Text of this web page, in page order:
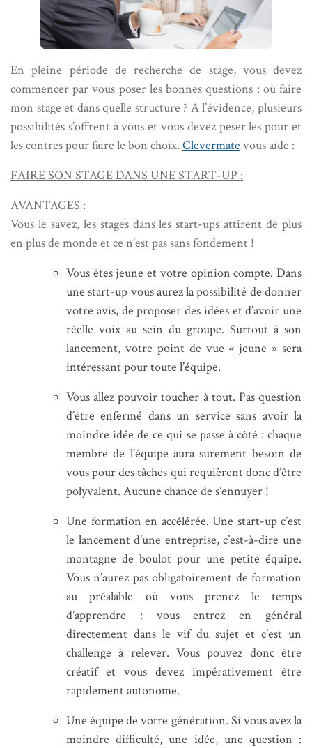
En pleine période de recherche de stage, vous devez
commencer par vous poser les bonnes questions : où faire
mon stage et dans quelle structure ? A l’évidence, plusieurs
possibilités s’offrent à vous et vous devez peser les pour et
les contres pour faire le bon choix. Clevermate vous aide :
FAIRE SON STAGE DANS UNE START-UP :
AVANTAGES :
Vous le savez, les stages dans les start-ups attirent de plus
en plus de monde et ce n’est pas sans fondement !
Vous êtes jeune et votre opinion compte. Dans
une start-up vous aurez la possibilité de donner
votre avis, de proposer des idées et d’avoir une
réelle voix au sein du groupe. Surtout à son
lancement, votre point de vue « jeune » sera
intéressant pour toute l’équipe.
Vous allez pouvoir toucher à tout. Pas question
d’être enfermé dans un service sans avoir la
moindre idée de ce qui se passe à côté : chaque
membre de l’équipe aura surement besoin de
vous pour des tâches qui requièrent donc d’être
polyvalent. Aucune chance de s’ennuyer !
Une formation en accélérée. Une start-up c’est
le lancement d’une entreprise, c’est-à-dire une
montagne de boulot pour une petite équipe.
Vous n’aurez pas obligatoirement de formation
au préalable où vous prenez le temps
d’apprendre : vous entrez en général
directement dans le vif du sujet et c’est un
challenge à relever. Vous pouvez donc être
créatif et vous devez impérativement être
rapidement autonome.
Une équipe de votre génération. Si vous avez la
moindre difficulté, une idée, une question :